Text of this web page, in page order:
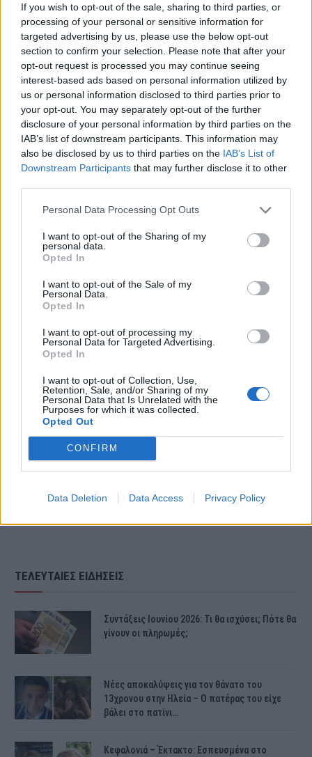
If you wish to opt-out of the sale, sharing to third parties, or
processing of your personal or sensitive information for
targeted advertising by us, please use the below opt-out
section to confirm your selection. Please note that after your
opt-out request is processed you may continue seeing
interest-based ads based on personal information utilized by
us or personal information disclosed to third parties prior to
your opt-out. You may separately opt-out of the further
disclosure of your personal information by third parties on the
IAB’s list of downstream participants. This information may
also be disclosed by us to third parties on the IAB’s List of
Downstream Participants that may further disclose it to other
Personal Data Processing Opt Outs
I want to opt-out of the Sharing of my
personal data.
Opted In
I want to opt-out of the Sale of my
Personal Data.
Opted In
I want to opt-out of processing my
Personal Data for Targeted Advertising.
Opted In
I want to opt-out of Collection, Use,
Retention, Sale, and/or Sharing of my
Personal Data that Is Unrelated with the
Purposes for which it was collected.
Opted Out
CONFIRM
Data Deletion Data Access Privacy Policy
πρόσωπά τους» ανέφερε ο
παρουσιαστής. Και παράλληλα
θυμίζοντας την εποχή των Μνημονίων
και τις επικρίσεις που είχε δεχτεί τότε
για τους καλεσμένους του, σημείωσε:
«Από αυτή την εκπομπή έγινε
γνωστός ο Ευκλείδης Τσακαλώτος, ο
Γιώργος Κατρούγκαλος. Και μου είχε
βγει η ρετσινιά του λαϊκιστή. Είχα την
άποψή μου και δεν την παίρνω πίσω».
«Εμείς τον βγάλαμε τον Πάτση εδώ,
που είμαστε στην… υπηρεσία της Νέας
Δημοκρατίας» ανέφερε εμφανώς
ειρωνικά ο παρουσιαστής.
ΤΕΛΕΥΤΑΙΕΣ ΕΙΔΗΣΕΙΣ
Συντάξεις Ιουνίου 2026: Τι θα ισχύσει; Πότε θα
γίνουν οι πληρωμές;
Νέες αποκαλύψεις για τον θάνατο του
13χρονου στην Ηλεία – Ο πατέρας του είχε
βάλει στο πατίνι…
Κεφαλονιά – Έκτακτο: Εσπευσμένα στο